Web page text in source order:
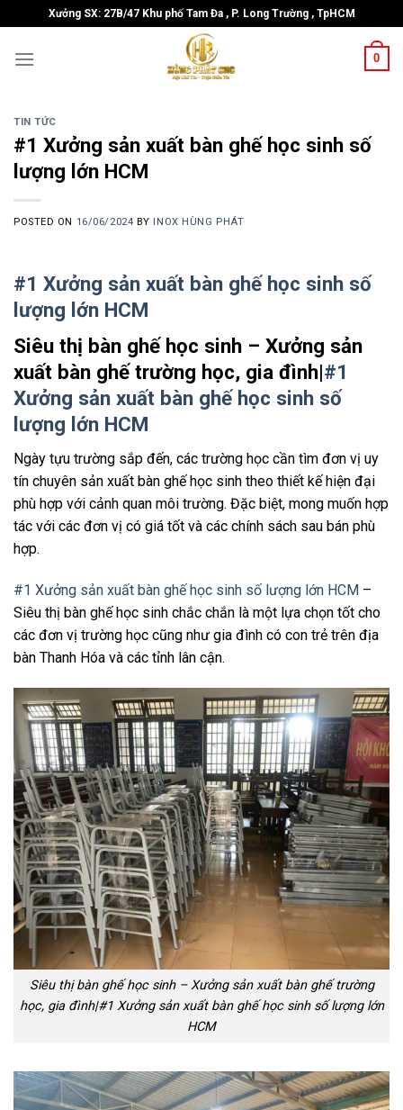
to
content
Xưởng SX: 27B/47 Khu phố Tam Đa , P. Long Trường , TpHCM
0
TIN TỨC
#1 Xưởng sản xuất bàn ghế học sinh số
lượng lớn HCM
POSTED ON 16/06/2024 BY INOX HÙNG PHÁT
#1 Xưởng sản xuất bàn ghế học sinh số
lượng lớn HCM
Siêu thị bàn ghế học sinh – Xưởng sản
xuất bàn ghế trường học, gia đình|#1
Xưởng sản xuất bàn ghế học sinh số
lượng lớn HCM
Ngày tựu trường sắp đến, các trường học cần tìm đơn vị uy
tín chuyên sản xuất bàn ghế học sinh theo thiết kế hiện đại
phù hợp với cảnh quan môi trường. Đặc biệt, mong muốn hợp
tác với các đơn vị có giá tốt và các chính sách sau bán phù
hợp.
#1 Xưởng sản xuất bàn ghế học sinh số lượng lớn HCM –
Siêu thị bàn ghế học sinh chắc chắn là một lựa chọn tốt cho
các đơn vị trường học cũng như gia đình có con trẻ trên địa
bàn Thanh Hóa và các tỉnh lân cận.
Siêu thị bàn ghế học sinh – Xưởng sản xuất bàn ghế trường
học, gia đình|#1 Xưởng sản xuất bàn ghế học sinh số lượng lớn
HCM